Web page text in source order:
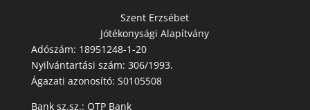
Szent Erzsébet
Jótékonysági Alapítvány
Adószám: 18951248-1-20
Nyilvántartási szám: 306/1993.
Ágazati azonosító: S0105508
Bank sz.sz.: OTP Bank